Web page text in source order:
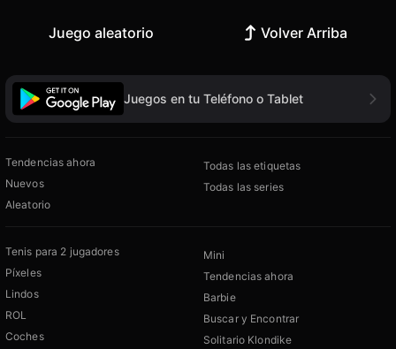
Juego aleatorio Volver Arriba
Juegos en tu Teléfono o Tablet
Tendencias ahora
Nuevos
Aleatorio
Todas las etiquetas
Todas las series
Tenis para 2 jugadores
Píxeles
Lindos
ROL
Coches
Mini
Tendencias ahora
Barbie
Buscar y Encontrar
Solitario Klondike